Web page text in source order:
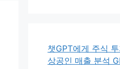
챗GPT에게 주식
상공인 매출 분석